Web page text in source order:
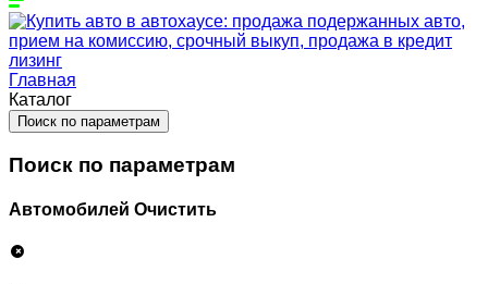
Главная
Каталог
Поиск по параметрам
Поиск по параметрам
Автомобилей Очистить